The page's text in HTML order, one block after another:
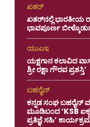
ಖತರ್
ಖತರ್‌ನಲ್ಲಿ ಭಾರತೀಯ
ಭಾವಪೂರ್ಣ
ಯುಎಇ
ಯಕ್ಷಗಾನ ಕಲಾವಿದ
ಶ್ರೀ ರಕ್ಷಾ ಗೌರವ ಪ್ರಶಸ್ತಿ’
ಬಹರೈನ್
ಕನ್ನಡ ಸಂಘ
ಮೂಡಿಬಂದ ‘KSB
ಪ್ರತಿಜ್ಞೆ ಸಹಿ’